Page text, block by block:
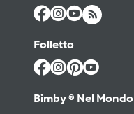
Folletto
Bimby ® Nel Mondo